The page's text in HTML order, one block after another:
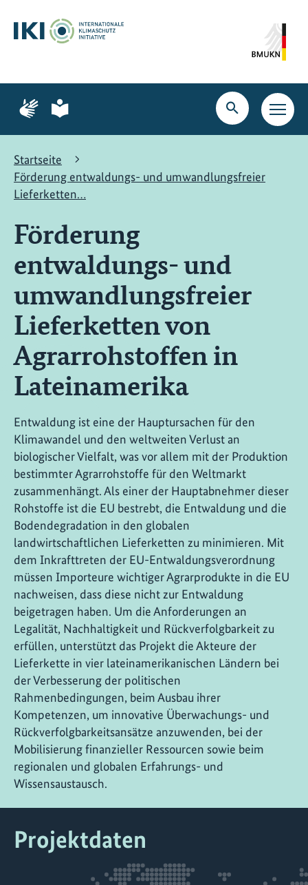
Hauptinhalt
springen
Suche
springen
Hauptnavigation
springen
Zur
Seite
Gebärdensprache
Zur
Seite
leichte
Suche
öffnen
Startseite
Förderung entwaldungs- und umwandlungsfreier
Lieferketten…
Förderung
entwaldungs- und
umwandlungsfreier
Lieferketten von
Agrarrohstoffen in
Lateinamerika
Entwaldung ist eine der Hauptursachen für den
Klimawandel und den weltweiten Verlust an
biologischer Vielfalt, was vor allem mit der Produktion
bestimmter Agrarrohstoffe für den Weltmarkt
zusammenhängt. Als einer der Hauptabnehmer dieser
Rohstoffe ist die EU bestrebt, die Entwaldung und die
Bodendegradation in den globalen
landwirtschaftlichen Lieferketten zu minimieren. Mit
dem Inkrafttreten der EU-Entwaldungsverordnung
müssen Importeure wichtiger Agrarprodukte in die EU
nachweisen, dass diese nicht zur Entwaldung
beigetragen haben. Um die Anforderungen an
Legalität, Nachhaltigkeit und Rückverfolgbarkeit zu
erfüllen, unterstützt das Projekt die Akteure der
Lieferkette in vier lateinamerikanischen Ländern bei
der Verbesserung der politischen
Rahmenbedingungen, beim Ausbau ihrer
Kompetenzen, um innovative Überwachungs- und
Rückverfolgbarkeitsansätze anzuwenden, bei der
Mobilisierung finanzieller Ressourcen sowie beim
regionalen und globalen Erfahrungs- und
Wissensaustausch.
Projektdaten